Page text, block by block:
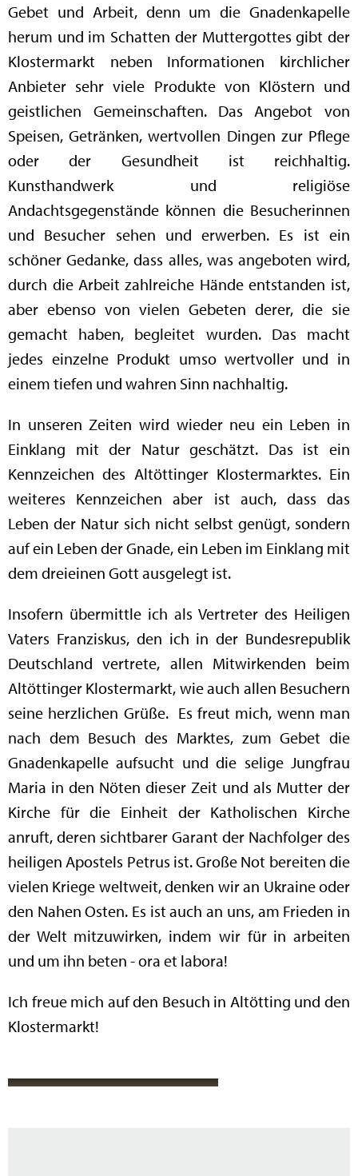
Gebet und Arbeit, denn um die Gnadenkapelle
herum und im Schatten der Muttergottes gibt der
Klostermarkt neben Informationen kirchlicher
Anbieter sehr viele Produkte von Klöstern und
geistlichen Gemeinschaften. Das Angebot von
Speisen, Getränken, wertvollen Dingen zur Pflege
oder der Gesundheit ist reichhaltig.
Kunsthandwerk und religiöse
Andachtsgegenstände können die Besucherinnen
und Besucher sehen und erwerben. Es ist ein
schöner Gedanke, dass alles, was angeboten wird,
durch die Arbeit zahlreiche Hände entstanden ist,
aber ebenso von vielen Gebeten derer, die sie
gemacht haben, begleitet wurden. Das macht
jedes einzelne Produkt umso wertvoller und in
einem tiefen und wahren Sinn nachhaltig.
In unseren Zeiten wird wieder neu ein Leben in
Einklang mit der Natur geschätzt. Das ist ein
Kennzeichen des Altöttinger Klostermarktes. Ein
weiteres Kennzeichen aber ist auch, dass das
Leben der Natur sich nicht selbst genügt, sondern
auf ein Leben der Gnade, ein Leben im Einklang mit
dem dreieinen Gott ausgelegt ist.
Insofern übermittle ich als Vertreter des Heiligen
Vaters Franziskus, den ich in der Bundesrepublik
Deutschland vertrete, allen Mitwirkenden beim
Altöttinger Klostermarkt, wie auch allen Besuchern
seine herzlichen Grüße. Es freut mich, wenn man
nach dem Besuch des Marktes, zum Gebet die
Gnadenkapelle aufsucht und die selige Jungfrau
Maria in den Nöten dieser Zeit und als Mutter der
Kirche für die Einheit der Katholischen Kirche
anruft, deren sichtbarer Garant der Nachfolger des
heiligen Apostels Petrus ist. Große Not bereiten die
vielen Kriege weltweit, denken wir an Ukraine oder
den Nahen Osten. Es ist auch an uns, am Frieden in
der Welt mitzuwirken, indem wir für in arbeiten
und um ihn beten - ora et labora!
Ich freue mich auf den Besuch in Altötting und den
Klostermarkt!